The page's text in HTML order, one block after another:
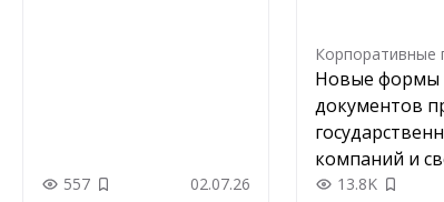
557 Добавить в закладки
02.07.26
Корпоративные
Новые формы
документов
компаний и
них13.8K